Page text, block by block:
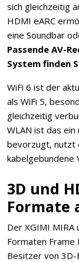
sich gleichzeitig
HDMI eARC
eine Soundbar
Passende AV-
System finden
WiFi 6 ist der
als WiFi 5,
gleichzeitig
WLAN ist das
bevorzugt, nutzt
kabelgebundene
3D und
Formate
Der XGIMI
Formaten Frame
Besitzer von 3D-